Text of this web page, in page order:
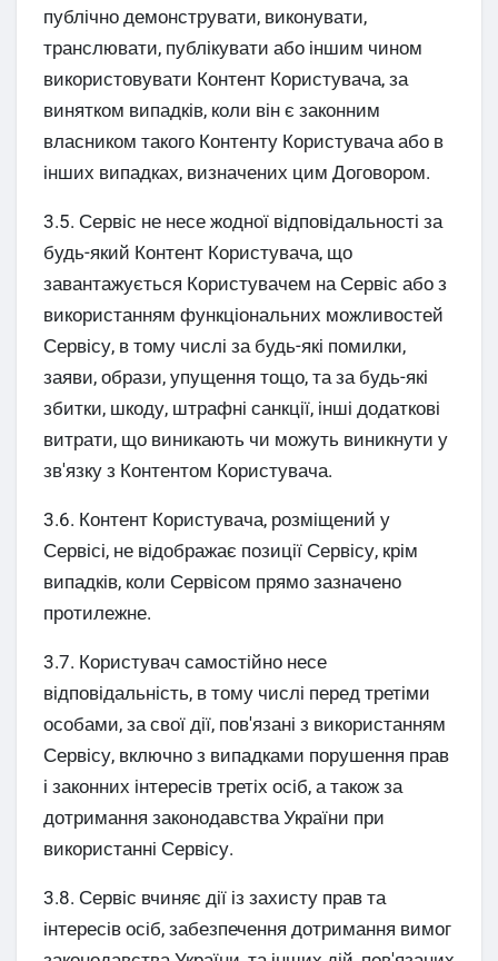
публічно демонструвати, виконувати,
транслювати, публікувати або іншим чином
використовувати Контент Користувача, за
винятком випадків, коли він є законним
власником такого Контенту Користувача або в
інших випадках, визначених цим Договором.
3.5. Сервіс не несе жодної відповідальності за
будь-який Контент Користувача, що
завантажується Користувачем на Сервіс або з
використанням функціональних можливостей
Сервісу, в тому числі за будь-які помилки,
заяви, образи, упущення тощо, та за будь-які
збитки, шкоду, штрафні санкції, інші додаткові
витрати, що виникають чи можуть виникнути у
зв'язку з Контентом Користувача.
3.6. Контент Користувача, розміщений у
Сервісі, не відображає позиції Сервісу, крім
випадків, коли Сервісом прямо зазначено
протилежне.
3.7. Користувач самостійно несе
відповідальність, в тому числі перед третіми
особами, за свої дії, пов'язані з використанням
Сервісу, включно з випадками порушення прав
і законних інтересів третіх осіб, а також за
дотримання законодавства України при
використанні Сервісу.
3.8. Сервіс вчиняє дії із захисту прав та
інтересів осіб, забезпечення дотримання вимог